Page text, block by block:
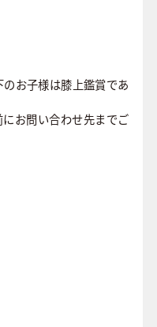
お子様は膝上鑑賞であ
お問い合わせ先までご